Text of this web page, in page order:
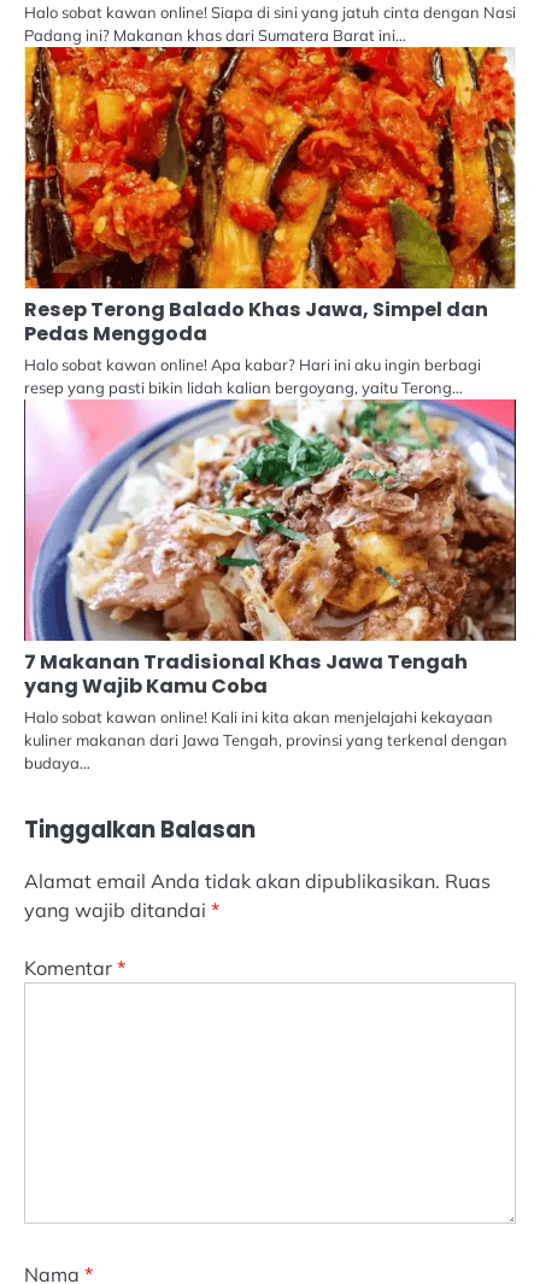
Halo sobat kawan online! Siapa di sini yang jatuh cinta dengan Nasi
Padang ini? Makanan khas dari Sumatera Barat ini…
Resep Terong Balado Khas Jawa, Simpel dan
Pedas Menggoda
Halo sobat kawan online! Apa kabar? Hari ini aku ingin berbagi
resep yang pasti bikin lidah kalian bergoyang, yaitu Terong…
7 Makanan Tradisional Khas Jawa Tengah
yang Wajib Kamu Coba
Halo sobat kawan online! Kali ini kita akan menjelajahi kekayaan
kuliner makanan dari Jawa Tengah, provinsi yang terkenal dengan
budaya…
Tinggalkan Balasan
Alamat email Anda tidak akan dipublikasikan. Ruas
yang wajib ditandai *
Komentar *
Nama *